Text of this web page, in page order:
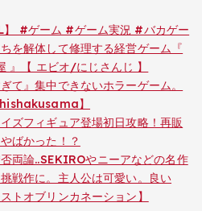
#ゲーム #ゲーム実況 #バカゲー
を解体して修理する経営ゲーム『
』【 エビオ/にじさんじ 】
て』集中できないホラーゲーム。
】
ズフィギュア登場初日攻略！再販
ばかった！？
両論..SEKIROやニーアなどの名作
戦作に。主人公は可愛い。良い
トオブリンカネーション】